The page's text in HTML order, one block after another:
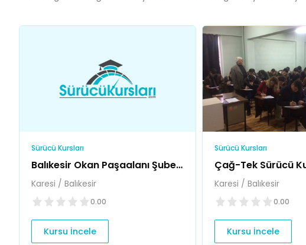
Sürücü Kursları
Balıkesir Okan Paşaalanı Şubesi
Sürücü Kursu
Karesi / Balıkesir
0.00
Kursu İncele
Sürücü Kursları
Çağ-Tek Sürücü
Karesi / Balıkesir
0.00
Kursu İncele